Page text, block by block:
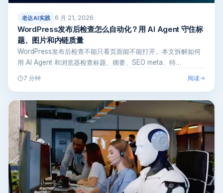
老达AI实践 6 月 21, 2026
WordPress发布后检查怎么自动化？用 AI Agent 守住标
题、图片和内链质量
WordPress发布后检查不能只看页面能不能打开。本文拆解如何
用 AI Agent 和浏览器检查标题、摘要、SEO meta、特…
7 分钟 阅读